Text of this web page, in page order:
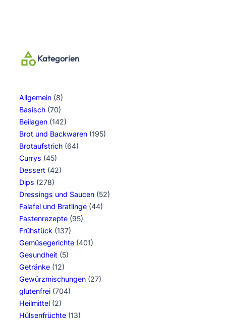
Kategorien
Allgemein (8)
Basisch (70)
Beilagen (142)
Brot und Backwaren (195)
Brotaufstrich (64)
Currys (45)
Dessert (42)
Dips (278)
Dressings und Saucen (52)
Falafel und Bratlinge (44)
Fastenrezepte (95)
Frühstück (137)
Gemüsegerichte (401)
Gesundheit (5)
Getränke (12)
Gewürzmischungen (27)
glutenfrei (704)
Heilmittel (2)
Hülsenfrüchte (13)